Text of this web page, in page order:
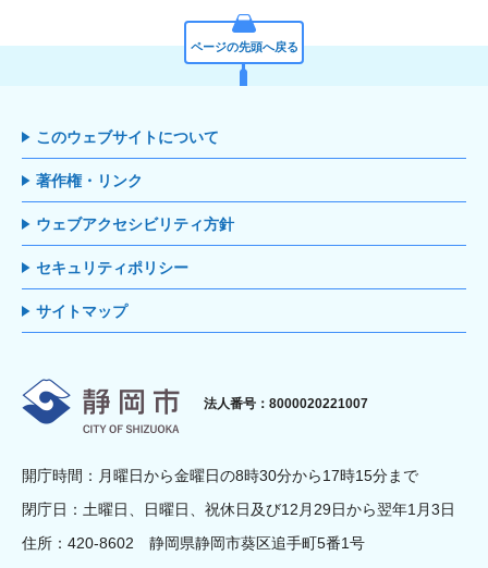
ページの先頭へ戻る
このウェブサイトについて
著作権・リンク
ウェブアクセシビリティ方針
セキュリティポリシー
サイトマップ
静岡市
法人番号：8000020221007
開庁時間：月曜日から金曜日の8時30分から17時15分まで
閉庁日：土曜日、日曜日、祝休日及び12月29日から翌年1月3日
住所：420-8602 静岡県静岡市葵区追手町5番1号